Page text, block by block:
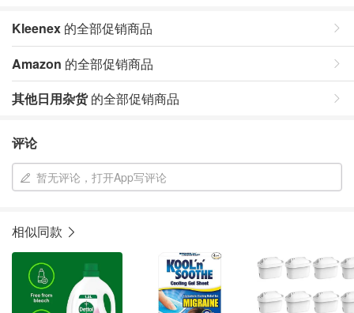
Kleenex 的全部促销商品
Amazon 的全部促销商品
其他日用杂货的全部促销商品
评论
暂无评论，打开App写评论
相似同款